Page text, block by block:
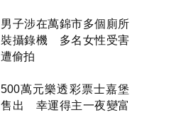
男子涉在萬錦市多個廁所
裝攝錄機 多名女性受害
遭偷拍
500萬元樂透彩票士嘉堡
售出 幸運得主一夜變富